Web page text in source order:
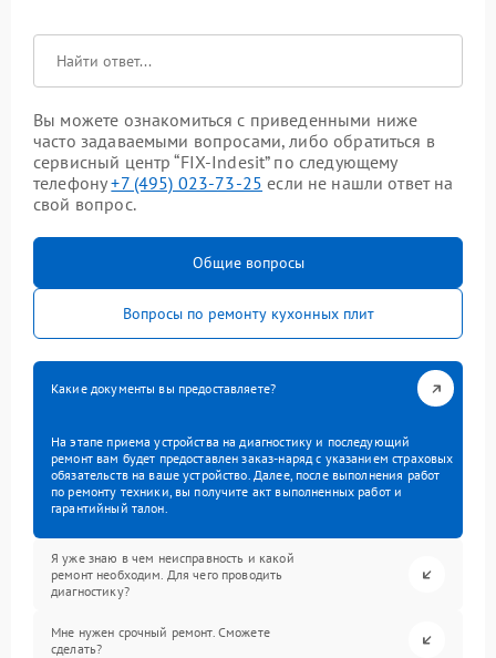
Вы можете ознакомиться с приведенными ниже
часто задаваемыми вопросами, либо обратиться в
сервисный центр “FIX-Indesit” по следующему
телефону+7 (495) 023-73-25 если не нашли ответ на
свой вопрос.
Общие вопросы
Вопросы по ремонту кухонных плит
Какие документы вы предоставляете?
На этапе приема устройства на диагностику и последующий
ремонт вам будет предоставлен заказ-наряд с указанием страховых
обязательств на ваше устройство. Далее, после выполнения работ
по ремонту техники, вы получите акт выполненных работ и
гарантийный талон.
Я уже знаю в чем неисправность и какой
ремонт необходим. Для чего проводить
диагностику?
Мне нужен срочный ремонт. Сможете
сделать?